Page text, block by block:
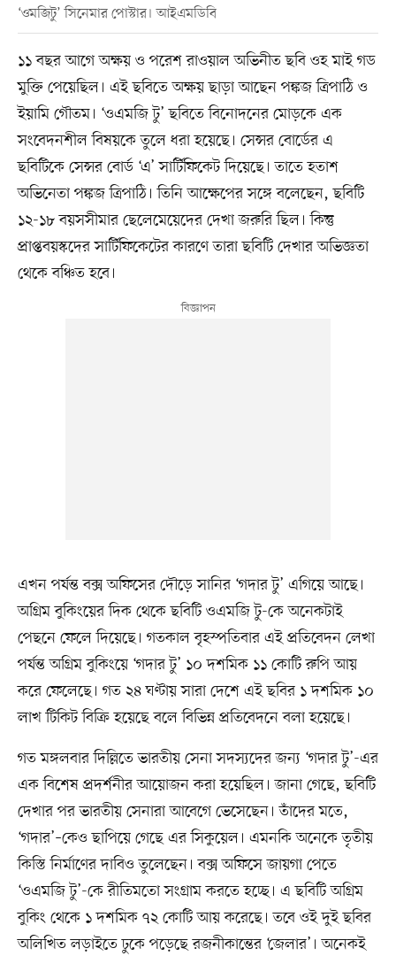
‘ওমজিটু’ সিনেমার পোস্টার। আইএমডিবি
১১ বছর আগে অক্ষয় ও পরেশ রাওয়াল অভিনীত ছবি ওহ মাই গড
মুক্তি পেয়েছিল। এই ছবিতে অক্ষয় ছাড়া আছেন পঙ্কজ ত্রিপাঠি ও
ইয়ামি গৌতম। ‘ওএমজি টু’ ছবিতে বিনোদনের মোড়কে এক
সংবেদনশীল বিষয়কে তুলে ধরা হয়েছে। সেন্সর বোর্ডের এ
ছবিটিকে সেন্সর বোর্ড ‘এ’ সার্টিফিকেট দিয়েছে। তাতে হতাশ
অভিনেতা পঙ্কজ ত্রিপাঠি। তিনি আক্ষেপের সঙ্গে বলেছেন, ছবিটি
১২-১৮ বয়সসীমার ছেলেমেয়েদের দেখা জরুরি ছিল। কিন্তু
প্রাপ্তবয়স্কদের সার্টিফিকেটের কারণে তারা ছবিটি দেখার অভিজ্ঞতা
থেকে বঞ্চিত হবে।
এখন পর্যন্ত বক্স অফিসের দৌড়ে সানির ‘গদার টু’ এগিয়ে আছে।
অগ্রিম বুকিংয়ের দিক থেকে ছবিটি ওএমজি টু-কে অনেকটাই
পেছনে ফেলে দিয়েছে। গতকাল বৃহস্পতিবার এই প্রতিবেদন লেখা
পর্যন্ত অগ্রিম বুকিংয়ে ‘গদার টু’ ১০ দশমিক ১১ কোটি রুপি আয়
করে ফেলেছে। গত ২৪ ঘণ্টায় সারা দেশে এই ছবির ১ দশমিক ১০
লাখ টিকিট বিক্রি হয়েছে বলে বিভিন্ন প্রতিবেদনে বলা হয়েছে।
গত মঙ্গলবার দিল্লিতে ভারতীয় সেনা সদস্যদের জন্য ‘গদার টু’-এর
এক বিশেষ প্রদর্শনীর আয়োজন করা হয়েছিল। জানা গেছে, ছবিটি
দেখার পর ভারতীয় সেনারা আবেগে ভেসেছেন। তাঁদের মতে,
‘গদার’–কেও ছাপিয়ে গেছে এর সিকুয়েল। এমনকি অনেকে তৃতীয়
কিস্তি নির্মাণের দাবিও তুলেছেন। বক্স অফিসে জায়গা পেতে
‘ওএমজি টু’-কে রীতিমতো সংগ্রাম করতে হচ্ছে। এ ছবিটি অগ্রিম
বুকিং থেকে ১ দশমিক ৭২ কোটি আয় করেছে। তবে ওই দুই ছবির
অলিখিত লড়াইতে ঢুকে পড়েছে রজনীকান্তের ‘জেলার’। অনেকই